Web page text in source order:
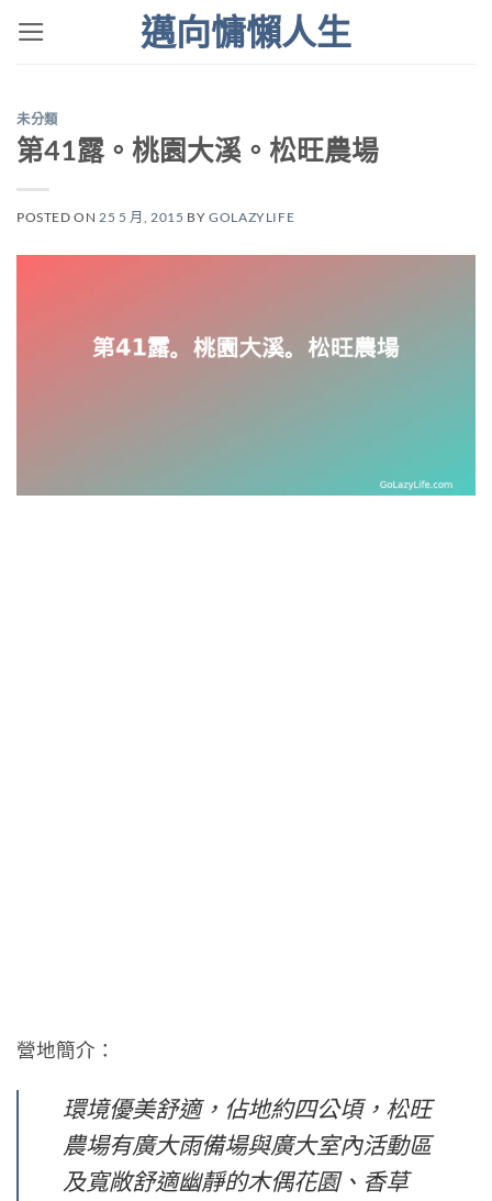
邁向慵懶人生
未分類
第41露。桃園大溪。松旺農場
POSTED ON25 5 月, 2015 BYGOLAZYLIFE
營地簡介：
環境優美舒適，佔地約四公頃，松旺
農場有廣大雨備場與廣大室內活動區
及寬敞舒適幽靜的木偶花園、香草